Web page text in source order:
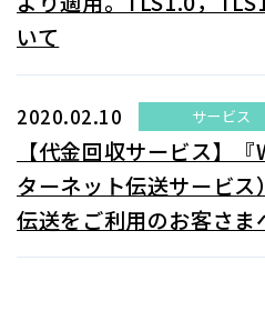
いて
2020.02.10 サービス
【代金回収サービス】
ターネット伝送サービス
伝送をご利用のお客さま